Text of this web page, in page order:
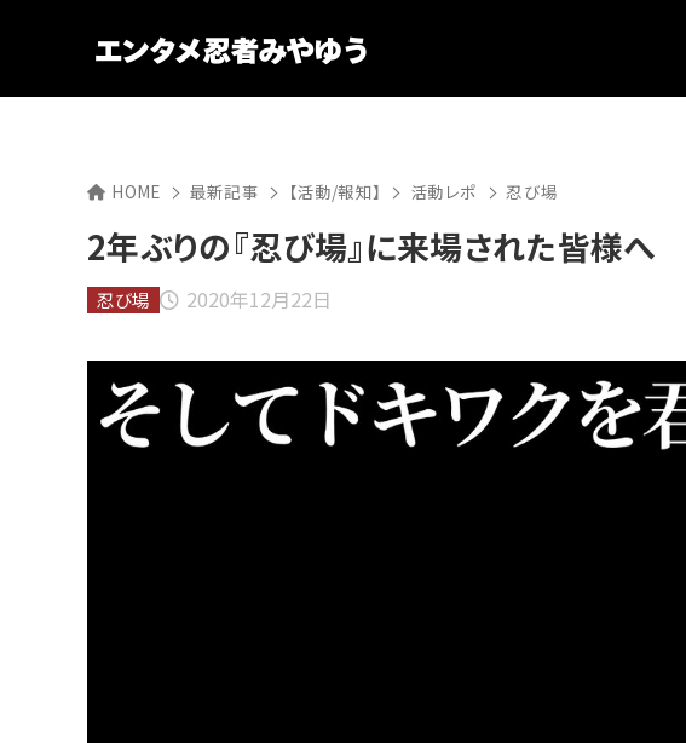
HOME 最新記事 【活動/報知】 活動レポ 忍び場
2年ぶりの『忍び場』に来場された皆様へ
2020年12月22日
忍び場